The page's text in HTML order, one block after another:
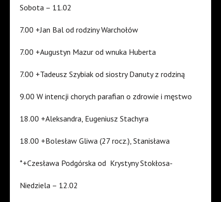
Sobota – 11.02
7.00 +Jan Bal od rodziny Warchołów
7.00 +Augustyn Mazur od wnuka Huberta
7.00 +Tadeusz Szybiak od siostry Danuty z rodziną
9.00 W intencji chorych parafian o zdrowie i męstwo
18.00 +Aleksandra, Eugeniusz Stachyra
18.00 +Bolesław Gliwa (27 rocz.), Stanisława
*+Czesława Podgórska od Krystyny Stokłosa-
Niedziela – 12.02